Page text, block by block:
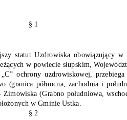
§ 1
statut Uzdrowiska obowiązujący w
w powiecie słupskim,
ochrony uzdrowiskowej,
(granica północna, zachodnia i
(Grabno południowa,
w Gminie Ustka.
§ 2